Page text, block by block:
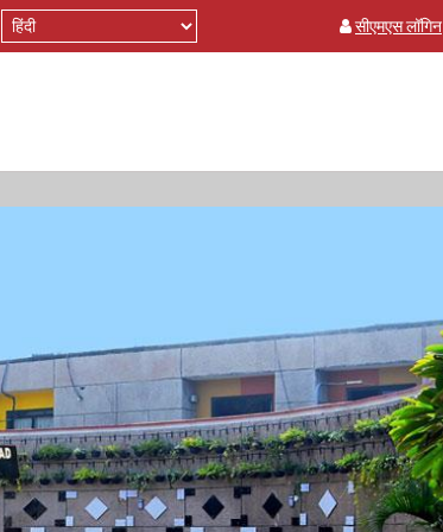
Select
your
सीएमएस लॉगिन